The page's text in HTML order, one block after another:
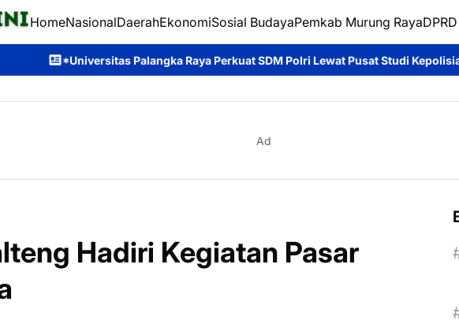
HomeNasionalDaerahEkonomiSosial BudayaPemkab Murung Raya
Palangka Raya Perkuat SDM Polri Lewat Pusat Studi Kepolisian* Ditpolairud
Ad
Hadiri Kegiatan Pasar